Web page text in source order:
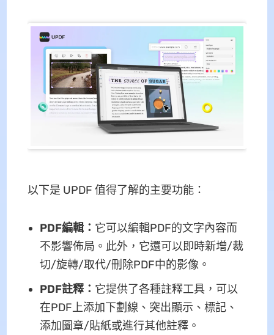
以下是 UPDF 值得了解的主要功能：
PDF編輯： 它可以編輯PDF的文字內容而
不影響佈局。此外，它還可以即時新增/裁
切/旋轉/取代/刪除PDF中的影像。
PDF註釋： 它提供了各種註釋工具，可以
在PDF上添加下劃線、突出顯示、標記、
添加圖章/貼紙或進行其他註釋。